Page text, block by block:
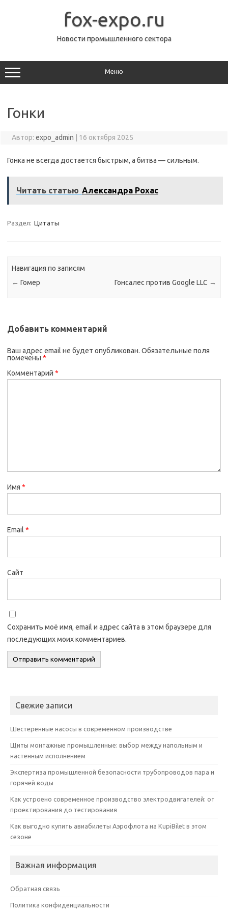
fox-expo.ru
Новости промышленного сектора
Меню
Гонки
Автор: expo_admin 16 октября 2025
Гонка не всегда достается быстрым, а битва — сильным.
Читать статью Александра Рохас
Раздел: Цитаты
Навигация по записям
← Гомер Гонсалес против Google LLC →
Добавить комментарий
Ваш адрес email не будет опубликован. Обязательные поля
помечены *
Комментарий *
Имя *
Email *
Сайт
Сохранить моё имя, email и адрес сайта в этом браузере для
последующих моих комментариев.
Свежие записи
Шестеренные насосы в современном производстве
Щиты монтажные промышленные: выбор между напольным и
настенным исполнением
Экспертиза промышленной безопасности трубопроводов пара и
горячей воды
Как устроено современное производство электродвигателей: от
проектирования до тестирования
Как выгодно купить авиабилеты Аэрофлота на KupiBilet в этом
сезоне
Важная информация
Обратная связь
Политика конфиденциальности